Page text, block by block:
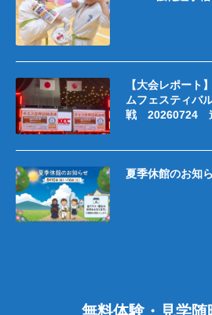
【大会レポート
ムフェスティバ
戦 20260724
夏季休館のお知
無料体験・見学随